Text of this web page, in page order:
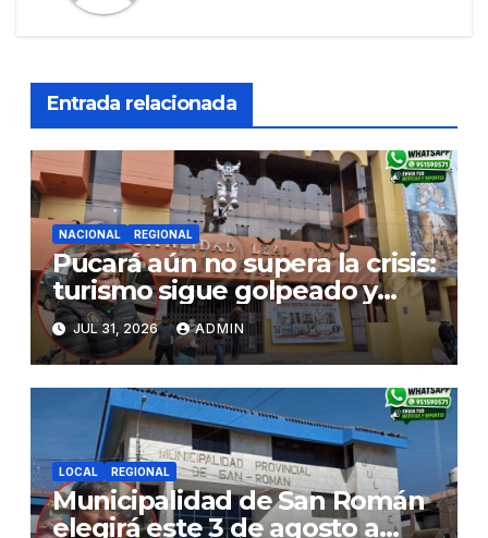
Entrada relacionada
NACIONAL REGIONAL
Pucará aún no supera la crisis:
turismo sigue golpeado y
alcaldesa exige al nuevo
Gobierno fondos para obras
paralizadas
JUL 31, 2026 ADMIN
LOCAL REGIONAL
Municipalidad de San Román
elegirá este 3 de agosto a